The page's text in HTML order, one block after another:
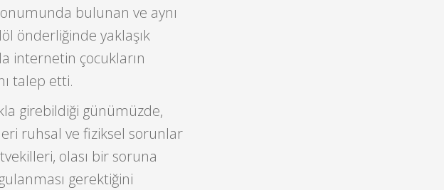
bulunan ve aynı
önderliğinde yaklaşık
internetin çocukların
talep etti.
girebildiği günümüzde,
ruhsal ve fiziksel sorunlar
olası bir soruna
gerektiğini